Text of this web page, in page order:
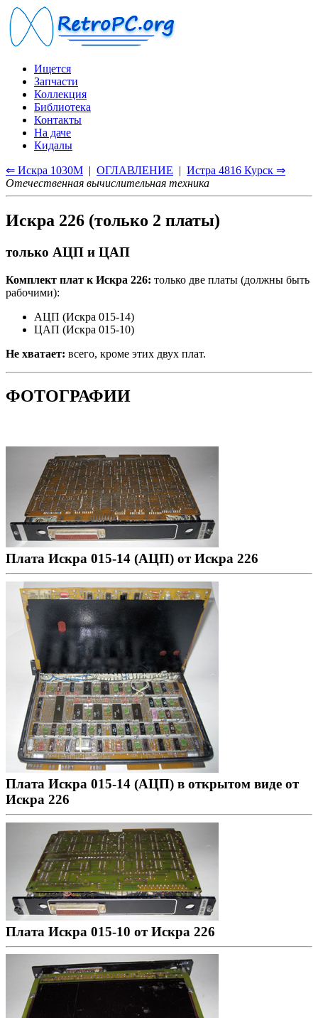
Ищется
Запчасти
Коллекция
Библиотека
Контакты
На даче
Кидалы
⇐ Искра 1030М | ОГЛАВЛЕНИЕ | Истра 4816 Курск ⇒
Отечественная вычислительная техника
Искра 226 (только 2 платы)
только АЦП и ЦАП
Комплект плат к Искра 226: только две платы (должны быть
рабочими):
АЦП (Искра 015-14)
ЦАП (Искра 015-10)
Не хватает: всего, кроме этих двух плат.
ФОТОГРАФИИ
Плата Искра 015-14 (АЦП) от Искра 226
Плата Искра 015-14 (АЦП) в открытом виде от
Искра 226
Плата Искра 015-10 от Искра 226